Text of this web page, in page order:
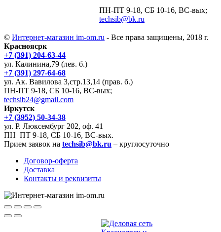
ПН-ПТ 9-18, СБ 10-16, ВС-вых;
techsib@bk.ru
© Интернет-магазин im-om.ru - Все права защищены, 2018 г.
Красноясрк
+7 (391) 204-63-44
ул. Калинина,79 (лев. б.)
+7 (391) 297-64-68
ул. Ак. Вавилова 3,стр.13,14 (прав. б.)
ПН-ПТ 9-18, СБ 10-16, ВС-вых;
techsib24@gmail.com
Иркутск
+7 (3952) 50-34-38
ул. Р. Люксембург 202, оф. 41
ПН–ПТ 9-18, СБ 10-16, ВС-вых.
Прием заявок на techsib@bk.ru – круглосуточно
Договор-оферта
Доставка
Контакты и реквизиты